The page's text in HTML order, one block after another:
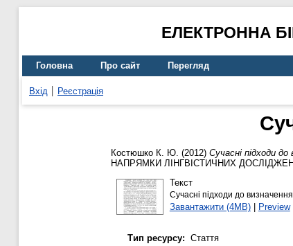
ЕЛЕКТРОННА
Головна Про сайт Перегляд
Вхід Реєстрація
Костюшко К. Ю. (2012) Сучасні підходи до
НАПРЯМКИ ЛІНГВІСТИЧНИХ
Текст
Сучасні підходи до
Завантажити (4MB)| Preview
Тип ресурсу: Стаття